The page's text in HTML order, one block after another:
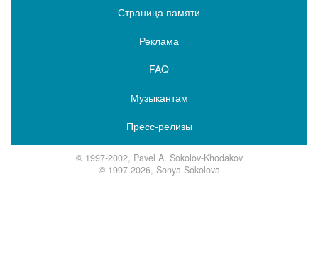
Страница памяти
Реклама
FAQ
Музыкантам
Пресс-релизы
© 1997-2002, Pavel A. Sokolov-Khodakov
© 1997-2026, Sonya Sokolova